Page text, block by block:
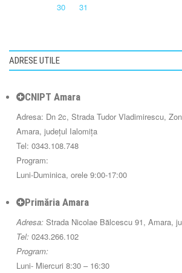
30
31
ADRESE UTILE
CNIPT Amara
Adresa: Dn 2c, Strada Tudor Vladimirescu,
Amara, județul Ialomița
Tel: 0343.108.748
Program:
Luni-Duminica, orele 9:00-17:00
Primăria Amara
Adresa: Strada Nicolae Bălcescu 91, Amara,
Tel: 0243.266.102
Program:
Luni- Miercuri 8:30 – 16:30